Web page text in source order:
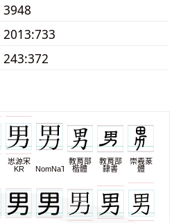
3948
2013:733
243:372
思源宋
KR
NomNaTong
教育部
楷體
教育部
隸書
崇羲篆
體